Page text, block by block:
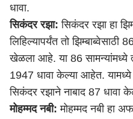
धावा.
सिकंदर रझा: सिकंदर रझा हा
लिहिल्यापर्यंत तो
खेळला आहे. या 86 सामन्यांमध्ये
1947 धावा केल्या आहेत.
सिकंदर रझाने नाबाद 87 धावा
मोहम्मद नबी: मोहम्मद नबी हा